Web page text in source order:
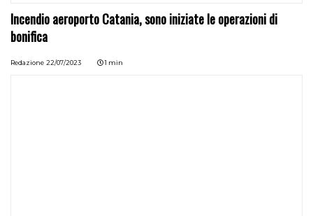
Incendio aeroporto Catania, sono iniziate le operazioni di
bonifica
Redazione 22/07/2023 1 min